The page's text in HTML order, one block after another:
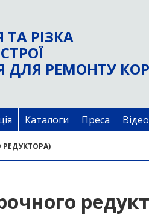
РІЗКА
РЕМОНТУ
Каталоги Преса Відео
РЕДУКТОРА)